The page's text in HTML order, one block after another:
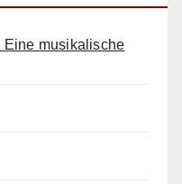
Eine musikalische